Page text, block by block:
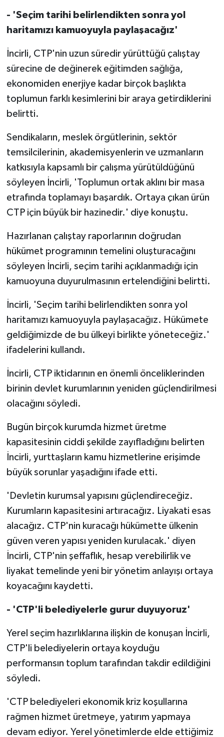
- 'Seçim tarihi belirlendikten sonra yol
haritamızı kamuoyuyla paylaşacağız'
İncirli, CTP'nin uzun süredir yürüttüğü çalıştay
sürecine de değinerek eğitimden sağlığa,
ekonomiden enerjiye kadar birçok başlıkta
toplumun farklı kesimlerini bir araya getirdiklerini
belirtti.
Sendikaların, meslek örgütlerinin, sektör
temsilcilerinin, akademisyenlerin ve uzmanların
katkısıyla kapsamlı bir çalışma yürütüldüğünü
söyleyen İncirli, 'Toplumun ortak aklını bir masa
etrafında toplamayı başardık. Ortaya çıkan ürün
CTP için büyük bir hazinedir.' diye konuştu.
Hazırlanan çalıştay raporlarının doğrudan
hükümet programının temelini oluşturacağını
söyleyen İncirli, seçim tarihi açıklanmadığı için
kamuoyuna duyurulmasının ertelendiğini belirtti.
İncirli, 'Seçim tarihi belirlendikten sonra yol
haritamızı kamuoyuyla paylaşacağız. Hükümete
geldiğimizde de bu ülkeyi birlikte yöneteceğiz.'
ifadelerini kullandı.
İncirli, CTP iktidarının en önemli önceliklerinden
birinin devlet kurumlarının yeniden güçlendirilmesi
olacağını söyledi.
Bugün birçok kurumda hizmet üretme
kapasitesinin ciddi şekilde zayıfladığını belirten
İncirli, yurttaşların kamu hizmetlerine erişimde
büyük sorunlar yaşadığını ifade etti.
'Devletin kurumsal yapısını güçlendireceğiz.
Kurumların kapasitesini artıracağız. Liyakati esas
alacağız. CTP'nin kuracağı hükümette ülkenin
güven veren yapısı yeniden kurulacak.' diyen
İncirli, CTP'nin şeffaflık, hesap verebilirlik ve
liyakat temelinde yeni bir yönetim anlayışı ortaya
koyacağını kaydetti.
- 'CTP'li belediyelerle gurur duyuyoruz'
Yerel seçim hazırlıklarına ilişkin de konuşan İncirli,
CTP'li belediyelerin ortaya koyduğu
performansın toplum tarafından takdir edildiğini
söyledi.
'CTP belediyeleri ekonomik kriz koşullarına
rağmen hizmet üretmeye, yatırım yapmaya
devam ediyor. Yerel yönetimlerde elde ettiğimiz